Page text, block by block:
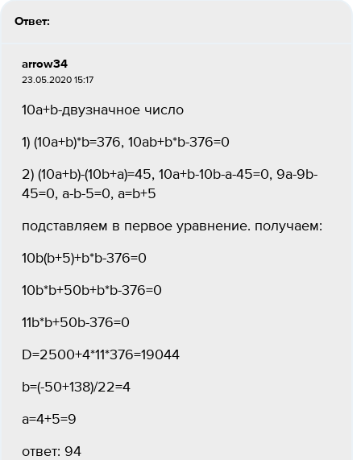
Ответ:
arrow34
23.05.2020 15:17
10a+b-двузначное число
1) (10а+b)*b=376, 10ab+b*b-376=0
2) (10a+b)-(10b+a)=45, 10a+b-10b-a-45=0, 9a-9b-
45=0, a-b-5=0, a=b+5
подставляем в первое уравнение. получаем:
10b(b+5)+b*b-376=0
10b*b+50b+b*b-376=0
11b*b+50b-376=0
D=2500+4*11*376=19044
b=(-50+138)/22=4
a=4+5=9
ответ: 94